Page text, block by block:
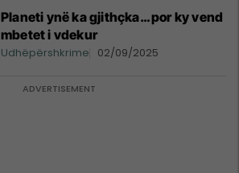
Planeti ynë ka gjithçka… por ky vend
mbetet i vdekur
Udhëpërshkrime 02/09/2025